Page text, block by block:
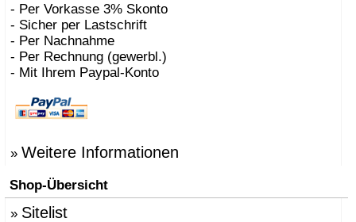
- Per Vorkasse 3% Skonto
- Sicher per Lastschrift
- Per Nachnahme
- Per Rechnung (gewerbl.)
- Mit Ihrem Paypal-Konto
» Weitere Informationen
Shop-Übersicht
» Sitelist